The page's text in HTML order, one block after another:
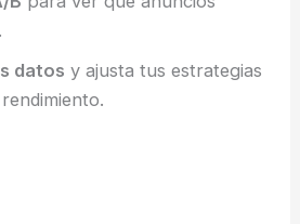
datos y ajusta tus estrategias